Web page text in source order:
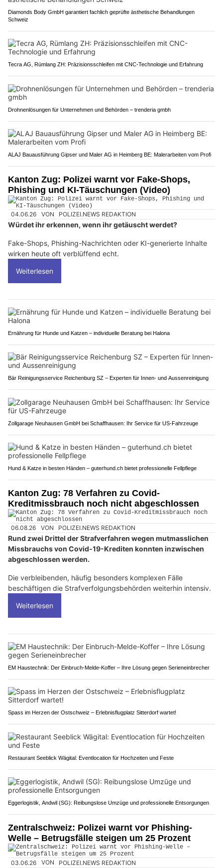
Diamonds Body GmbH garantiert fachlich geprüfte ästhetische Behandlungen
Schweiz
Tecra AG, Rümlang ZH: Präzisionsschleifen mit CNC-Technologie und Erfahrung
Drohnenlösungen für Unternehmen und Behörden – trenderia gmbh
ALAJ Bauausführung Gipser und Maler AG in Heimberg BE: Malerarbeiten vom Profi
Kanton Zug: Polizei warnt vor Fake-Shops,
Phishing und KI-Täuschungen (Video)
04.06.26 VON POLIZEI.NEWS REDAKTION
Würdet ihr erkennen, wenn ihr getäuscht werdet?
Fake-Shops, Phishing-Nachrichten oder KI-generierte Inhalte
wirken heute oft verblüffend echt.
Weiterlesen
Ernährung für Hunde und Katzen – individuelle Beratung bei Halona
Bär Reinigungsservice Reichenburg SZ – Experten für Innen- und Aussenreinigung
Zollgarage Neuhausen GmbH bei Schaffhausen: Ihr Service für US-Fahrzeuge
Hund & Katze in besten Händen – guterhund.ch bietet professionelle Fellpflege
Kanton Zug: 78 Verfahren zu Covid-
Kreditmissbrauch noch nicht abgeschlossen
06.08.26 VON POLIZEI.NEWS REDAKTION
Rund zwei Drittel der Strafverfahren wegen mutmasslichen
Missbrauchs von Covid-19-Krediten konnten inzwischen
abgeschlossen werden.
Die verbleibenden, häufig besonders komplexen Fälle
beschäftigen die Strafverfolgungsbehörden weiterhin intensiv.
Weiterlesen
EM Haustechnik: Der Einbruch-Melde-Koffer – Ihre Lösung gegen Serieneinbrecher
Spass im Herzen der Ostschweiz – Erlebnisflugplatz Sitterdorf wartet!
Restaurant Seeblick Wägital: Eventlocation für Hochzeiten und Feste
Eggerlogistik, Andwil (SG): Reibungslose Umzüge und professionelle Entsorgungen
Zentralschweiz: Polizei warnt vor Phishing-
Welle – Betrugsfälle steigen um 25 Prozent
03.06.26 VON POLIZEI.NEWS REDAKTION